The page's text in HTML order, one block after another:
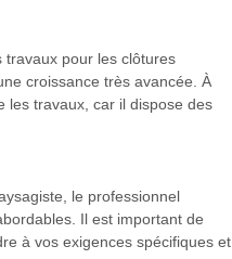
travaux pour les clôtures
croissance très avancée. À
les travaux, car il dispose des
le professionnel
Il est important de
à vos exigences spécifiques et